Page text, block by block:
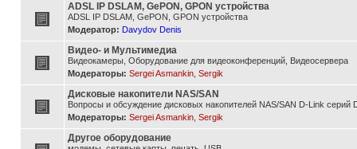
ADSL IP DSLAM, GePON, GPON устройства
ADSL IP DSLAM, GePON, GPON устройства
Модератор: Davydov Denis
Видео- и Мультимедиа
Видеокамеры, Оборудование для видеоконференций, Видеосервера
Модераторы: Sergei Asmankin Sergik
Дисковые накопители NAS/SAN
Вопросы и обсуждение дисковых накопителей NAS/SAN D-Link серий
Модераторы: Sergei Asmankin Sergik
Другое оборудование